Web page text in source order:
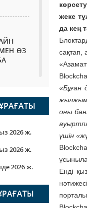
ӨЗ
етті
2026 ж.
2026 ж.
2026 ж.
жеке
да кең
сақтап,
«Бұған
оны
үшін
Енді